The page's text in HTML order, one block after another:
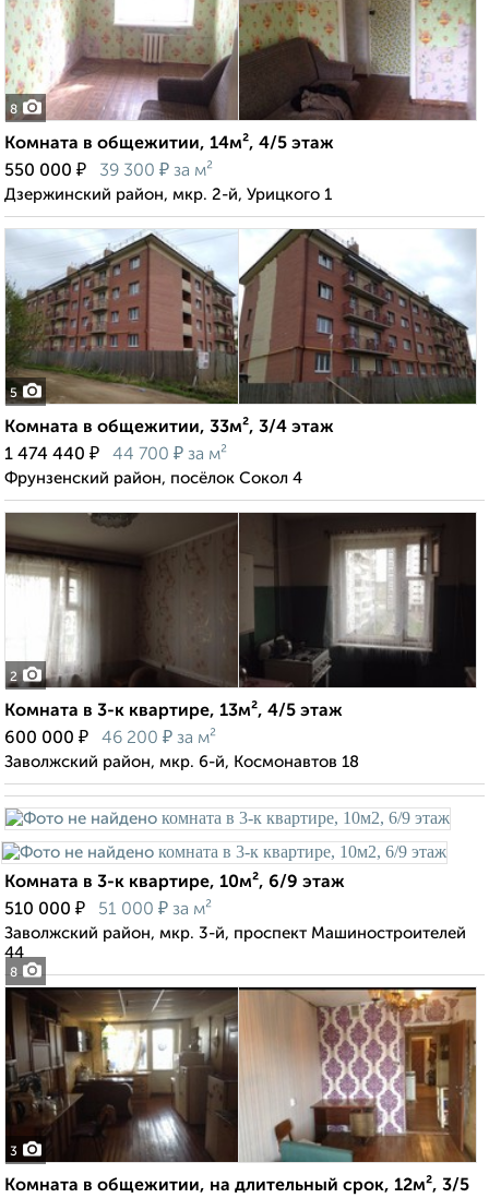
8
Комната в общежитии, 14м², 4/5 этаж
550 000 ₽ 39 300 ₽ за м²
Дзержинский район, мкр. 2-й, Урицкого 1
5
Комната в общежитии, 33м², 3/4 этаж
1 474 440 ₽ 44 700 ₽ за м²
Фрунзенский район, посёлок Сокол 4
2
Комната в 3-к квартире, 13м², 4/5 этаж
600 000 ₽ 46 200 ₽ за м²
Заволжский район, мкр. 6-й, Космонавтов 18
8
Комната в 3-к квартире, 10м², 6/9 этаж
510 000 ₽ 51 000 ₽ за м²
Заволжский район, мкр. 3-й, проспект Машиностроителей
44
3
Комната в общежитии, на длительный срок, 12м², 3/5